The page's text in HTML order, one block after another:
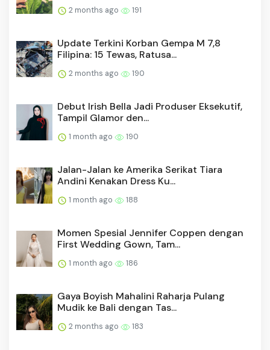
2 months ago 191
Update Terkini Korban Gempa M 7,8
Filipina: 15 Tewas, Ratusa...
2 months ago 190
Debut Irish Bella Jadi Produser Eksekutif,
Tampil Glamor den...
1 month ago 190
Jalan-Jalan ke Amerika Serikat Tiara
Andini Kenakan Dress Ku...
1 month ago 188
Momen Spesial Jennifer Coppen dengan
First Wedding Gown, Tam...
1 month ago 186
Gaya Boyish Mahalini Raharja Pulang
Mudik ke Bali dengan Tas...
2 months ago 183